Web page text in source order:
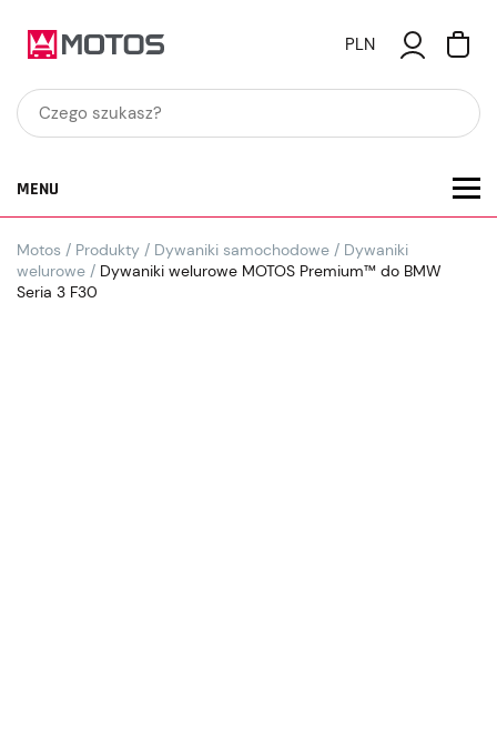
PLN
MENU
Motos / Produkty / Dywaniki samochodowe / Dywaniki
welurowe / Dywaniki welurowe MOTOS Premium™ do BMW
Seria 3 F30